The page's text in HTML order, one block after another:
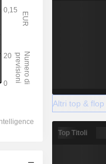
Altri top & flop
Top Titoli